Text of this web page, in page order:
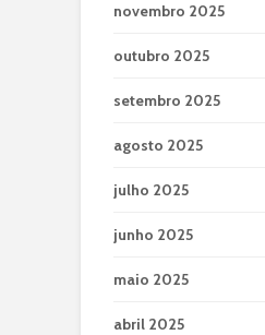
novembro 2025
outubro 2025
setembro 2025
agosto 2025
julho 2025
junho 2025
maio 2025
abril 2025